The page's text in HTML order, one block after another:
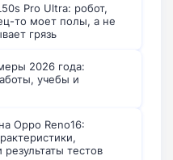
Pro Ultra: робот,
то моет полы, а не
грязь
2026 года:
учебы и
Oppo Reno16:
тестов